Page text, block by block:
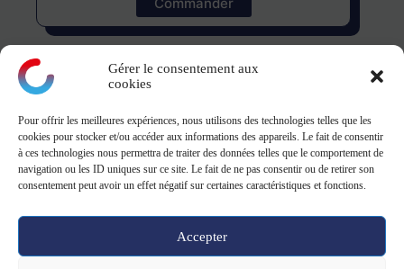
Gérer le consentement aux
cookies
Pour offrir les meilleures expériences, nous utilisons des technologies telles que les
cookies pour stocker et/ou accéder aux informations des appareils. Le fait de consentir
à ces technologies nous permettra de traiter des données telles que le comportement de
navigation ou les ID uniques sur ce site. Le fait de ne pas consentir ou de retirer son
consentement peut avoir un effet négatif sur certaines caractéristiques et fonctions.
Accepter
Commander
montagne
ZA Le Danjon - 18110 Saint-Eloy-de-Guy
Tel: 02 19 23 13 39 - 9h-12h/13h30-17h
Copyright © 2026 -CGV CGU-Mentions légales&Politique de